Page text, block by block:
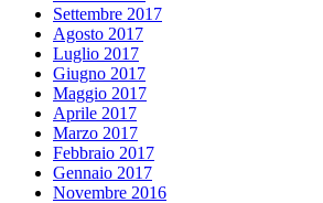
Settembre 2017
Agosto 2017
Luglio 2017
Giugno 2017
Maggio 2017
Aprile 2017
Marzo 2017
Febbraio 2017
Gennaio 2017
Novembre 2016